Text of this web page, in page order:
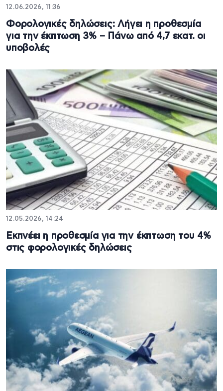
12.06.2026, 11:36
Φορολογικές δηλώσεις: Λήγει η προθεσμία
για την έκπτωση 3% – Πάνω από 4,7 εκατ. οι
υποβολές
12.05.2026, 14:24
Εκπνέει η προθεσμία για την έκπτωση του 4%
στις φορολογικές δηλώσεις